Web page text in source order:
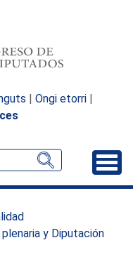
| Ongi etorri |
y Diputación